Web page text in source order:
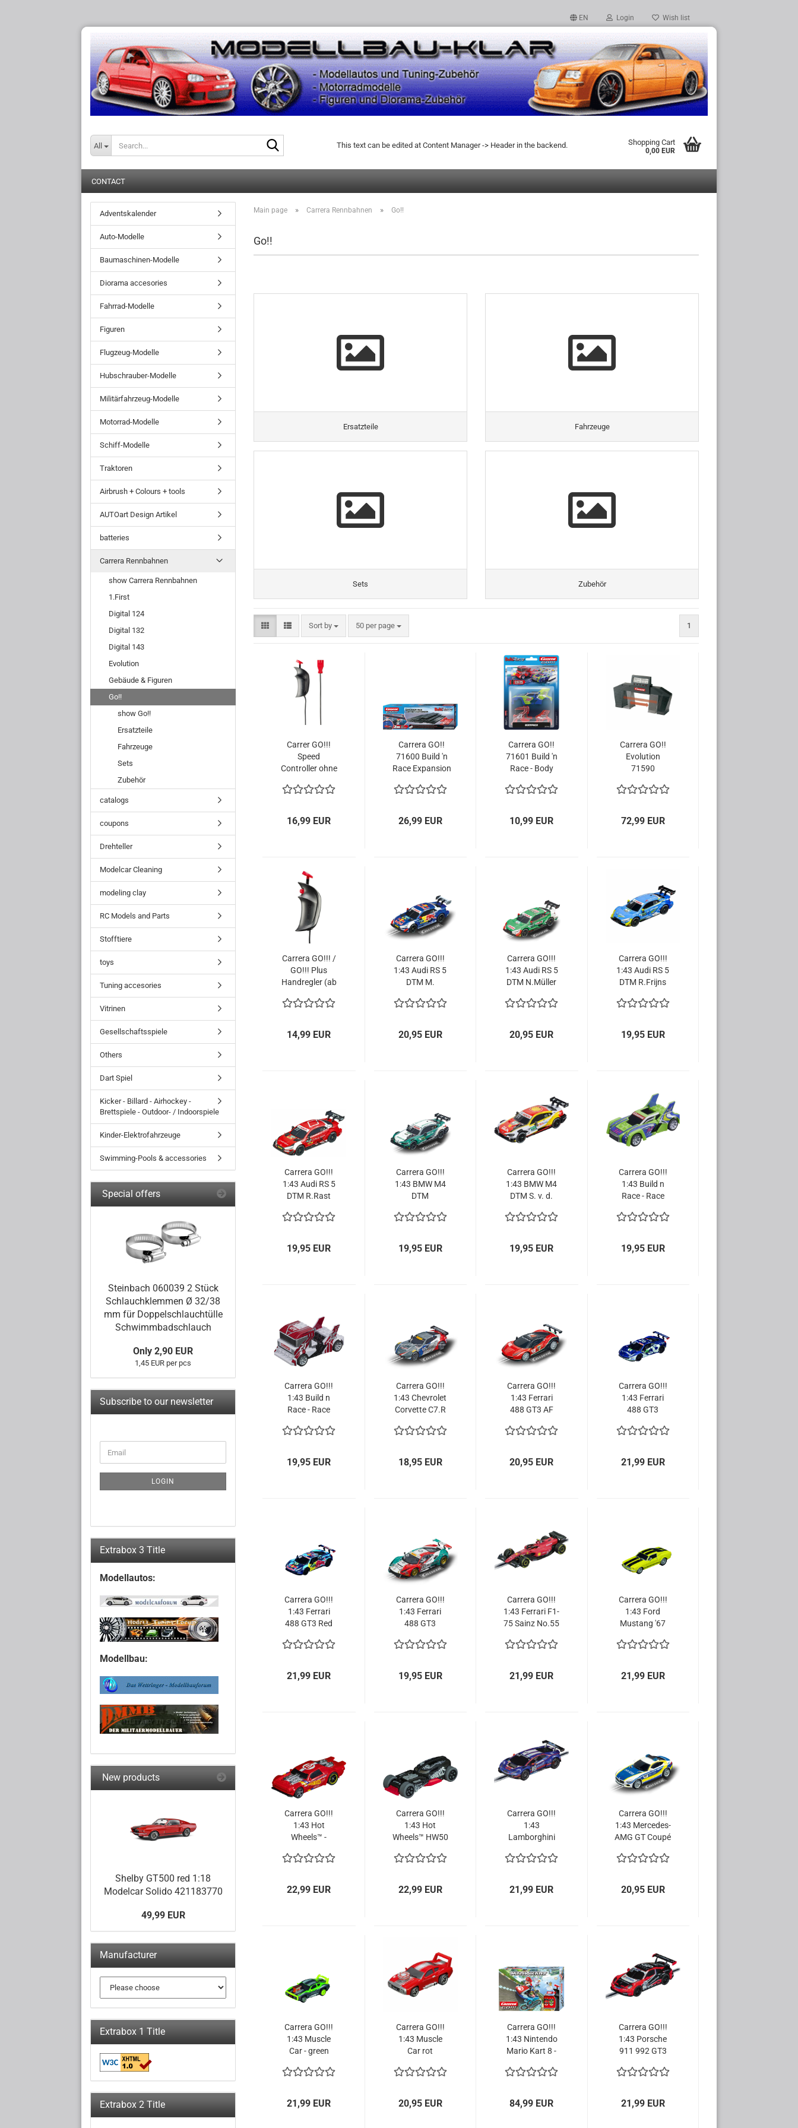
EN Login Wish list
All This text can be edited at Content Manager -> Header in the backend. Shopping Cart
0,00 EUR
CONTACT
Main page » Carrera Rennbahnen » Go!!
Go!!
Ersatzteile Fahrzeuge
Sets Zubehör
Sort by
Sort by 50 per page
per page 1
Carrer GO!!!
Speed
Controller ohne
BO + Evolution)
16,99 EUR
Carrera GO!!
71600 Build 'n
Race Expansion
Ausbauset
26,99 EUR
Carrera GO!!
71601 Build 'n
Race - Body
Karrosserien
10,99 EUR
Carrera GO!!
Evolution
71590
Rundenzähler
72,99 EUR
Carrera GO!!! /
GO!!! Plus
Handregler (ab
14,99 EUR
Carrera GO!!!
1:43 Audi RS 5
DTM M.
64157 Slotcar
20,95 EUR
Carrera GO!!!
1:43 Audi RS 5
DTM N.Müller
Slotcar
20,95 EUR
Carrera GO!!!
1:43 Audi RS 5
DTM R.Frijns
64184 Slotcar
19,95 EUR
Carrera GO!!!
1:43 Audi RS 5
DTM R.Rast
Slotcar
19,95 EUR
Carrera GO!!!
1:43 BMW M4
DTM
No.11 64170
19,95 EUR
Carrera GO!!!
1:43 BMW M4
DTM S. v. d.
Rennwagen
19,95 EUR
Carrera GO!!!
1:43 Build n
Race - Race
64192 Slotcar
19,95 EUR
Carrera GO!!!
1:43 Build n
Race - Race
64191 Slotcar
19,95 EUR
Carrera GO!!!
1:43 Chevrolet
Corvette C7.R
Competition
64161
18,95 EUR
Carrera GO!!!
1:43 Ferrari
488 GT3 AF
64136 Slotcar
20,95 EUR
Carrera GO!!!
1:43 Ferrari
488 GT3
Corse No.23
21,99 EUR
Carrera GO!!!
1:43 Ferrari
488 GT3 Red
No.30 64197
21,99 EUR
Carrera GO!!!
1:43 Ferrari
488 GT3
Garage Italia
Slotcar
19,95 EUR
Carrera GO!!!
1:43 Ferrari F1-
75 Sainz No.55
64203 Slotcar
21,99 EUR
Carrera GO!!!
1:43 Ford
Mustang '67
64212 Slotcar
21,99 EUR
Carrera GO!!!
1:43 Hot
Wheels™ -
red 1 64216
22,99 EUR
Carrera GO!!!
1:43 Hot
Wheels™ HW50
black 64217
22,99 EUR
Carrera GO!!!
1:43
Lamborghini
Ombra Racing
Slotcar
21,99 EUR
Carrera GO!!!
1:43 Mercedes-
AMG GT Coupé
Fahrzeug Auto
20,95 EUR
Carrera GO!!!
1:43 Muscle
Car - green
21,99 EUR
Carrera GO!!!
1:43 Muscle
Car rot
mit Licht
20,95 EUR
Carrera GO!!!
1:43 Nintendo
Mario Kart 8 -
Rennbahn
84,99 EUR
Carrera GO!!!
1:43 Porsche
911 992 GT3
Elite No.25
21,99 EUR
Adventskalender
Auto-Modelle
Baumaschinen-Modelle
Diorama accesories
Fahrrad-Modelle
Figuren
Flugzeug-Modelle
Hubschrauber-Modelle
Militärfahrzeug-Modelle
Motorrad-Modelle
Schiff-Modelle
Traktoren
Airbrush + Colours + tools
AUTOart Design Artikel
batteries
Carrera Rennbahnen
show Carrera Rennbahnen
1.First
Digital 124
Digital 132
Digital 143
Evolution
Gebäude & Figuren
Go!!
show Go!!
Ersatzteile
Fahrzeuge
Sets
Zubehör
catalogs
coupons
Drehteller
Modelcar Cleaning
modeling clay
RC Models and Parts
Stofftiere
toys
Tuning accesories
Vitrinen
Gesellschaftsspiele
Others
Dart Spiel
Kicker - Billard - Airhockey -
Brettspiele - Outdoor- / Indoorspiele
Kinder-Elektrofahrzeuge
Swimming-Pools & accessories
Special offers
Steinbach 060039 2 Stück
Schlauchklemmen Ø 32/38
mm für Doppelschlauchtülle
Schwimmbadschlauch
Only 2,90 EUR
1,45 EUR per pcs
Subscribe to our newsletter
TO
SUBSCRIPTION
PAGE
Email
LOGIN
Extrabox 3 Title
Modellautos:
Modellbau:
New products
Shelby GT500 red 1:18
Modelcar Solido 421183770
49,99 EUR
Manufacturer
Extrabox 1 Title
Extrabox 2 Title